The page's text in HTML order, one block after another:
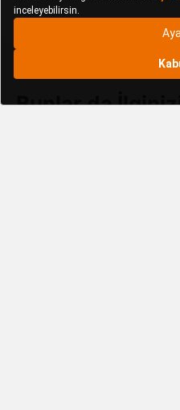
Bunlar da